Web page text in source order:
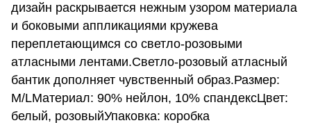
дизайн раскрывается нежным узором материала
и боковыми аппликациями кружева
переплетающимся со светло-розовыми
атласными лентами.Светло-розовый атласный
бантик дополняет чувственный образ.Размер:
M/LМатериал: 90% нейлон, 10% спандексЦвет:
белый, розовыйУпаковка: коробка